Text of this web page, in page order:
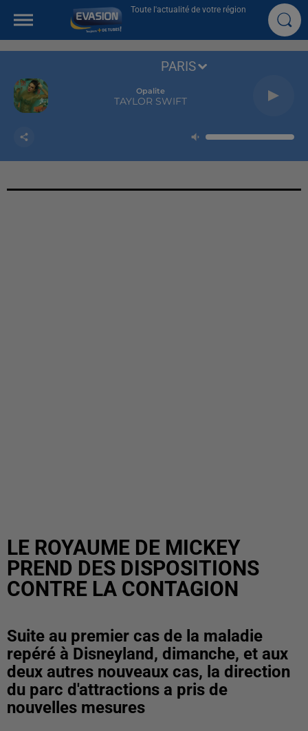
Toute l'actualité de votre région
Opalite
TAYLOR SWIFT
PARIS
LE ROYAUME DE MICKEY
PREND DES DISPOSITIONS
CONTRE LA CONTAGION
Suite au premier cas de la maladie
repéré à Disneyland, dimanche, et aux
deux autres nouveaux cas, la direction
du parc d'attractions a pris de
nouvelles mesures